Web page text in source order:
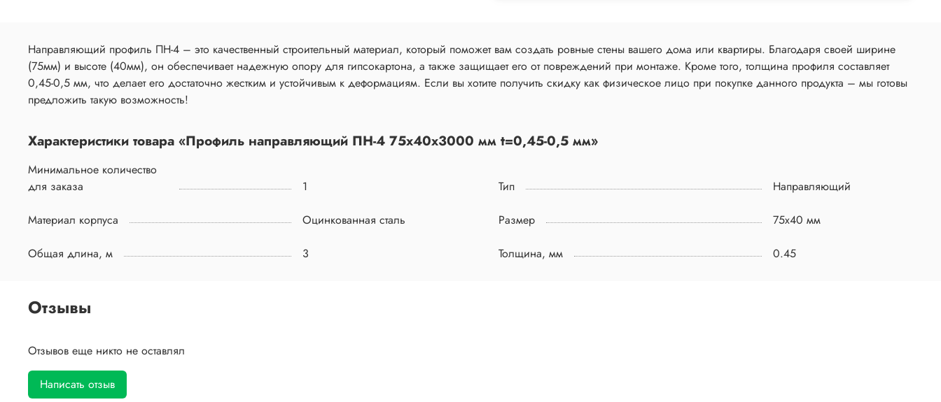
Направляющий профиль ПН-4 – это качественный строительный материал, который поможет вам создать ровные стены вашего дома или квартиры. Благодаря своей ширине
(75мм) и высоте (40мм), он обеспечивает надежную опору для гипсокартона, а также защищает его от повреждений при монтаже. Кроме того, толщина профиля составляет
0,45-0,5 мм, что делает его достаточно жестким и устойчивым к деформациям. Если вы хотите получить скидку как физическое лицо при покупке данного продукта – мы готовы
предложить такую возможность!
Характеристики товара «Профиль направляющий ПН-4 75х40х3000 мм t=0,45-0,5 мм»
Минимальное количество
для заказа
1 Тип Направляющий
Материал корпуса Оцинкованная сталь Размер 75х40 мм
Общая длина, м 3 Толщина, мм 0.45
Отзывы
Отзывов еще никто не оставлял
Написать отзыв